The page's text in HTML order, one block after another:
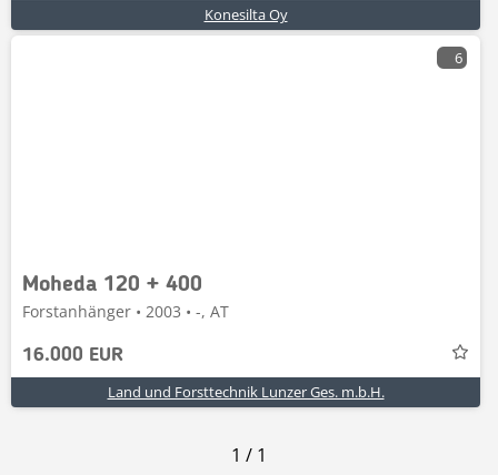
Konesilta Oy
6
Moheda 120 + 400
Forstanhänger • 2003 • -, AT
16.000 EUR
Land und Forsttechnik Lunzer Ges. m.b.H.
1 / 1